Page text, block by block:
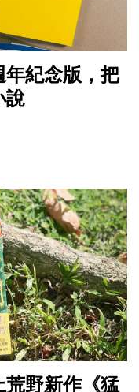
年紀念版，把
說
荒野新作《猛